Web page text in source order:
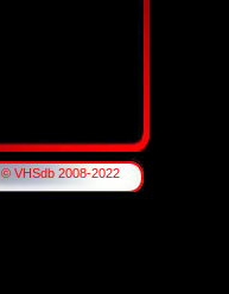
© VHSdb 2008-2022